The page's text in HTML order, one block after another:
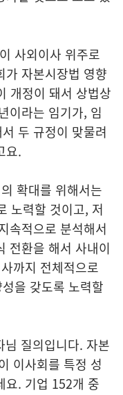
사외이사 위주로
가 자본시장법 영향
개정이 돼서 상법상
이라는 임기가, 임
두 규정이 맞물려
요.
확대를 위해서는
노력할 것이고, 저
속적으로 분석해서
전환을 해서 사내이
까지 전체적으로
을 갖도록 노력할
질의입니다. 자본
이사회를 특정 성
요. 기업 152개 중